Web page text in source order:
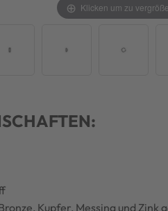
Klicken um zu
Kupfer, Messing und Zink